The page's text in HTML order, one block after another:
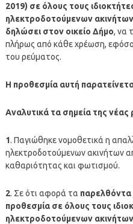
2019) σε όλους τους
ηλεκτροδοτούμενων
δηλώσει στον οικείο Δήμο, να
πλήρως από κάθε χρέωση,
του ρεύματος.
Η προθεσμία αυτή
Αναλυτικά τα σημεία της νέας
1. Παγιώθηκε νομοθετικά η
ηλεκτροδοτούμενων ακινήτων
καθαριότητας και φωτισμού.
2. Σε ότι αφορά τα παρελθόντα
προθεσμία σε όλους τους
ηλεκτροδοτούμενων